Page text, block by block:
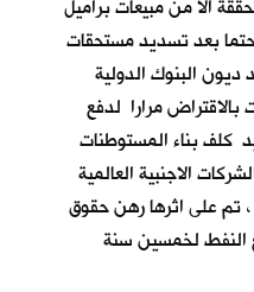
الا من مبيعات براميل
بعد تسديد مستحقات
ديون البنوك الدولية
مرارا لدفع
كلف بناء المستوطنات
الاجنبية العالمية
تم على اثرها رهن حقوق
النفط لخمسين سنة